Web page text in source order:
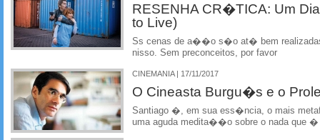
RESENHA CR�TICA: Um
to Live)
Ss cenas de a��o s�o at� bem
nisso. Sem preconceitos, por favor
CINEMANIA | 17/11/2017
O Cineasta Burgu�s e o
Santiago �, em sua ess�ncia, o mais
uma aguda medita��o sobre o nada que �